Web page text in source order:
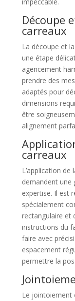
impeccable.
Découpe
carreaux
La découpe et
une étape
agencement
prendre des
adaptés pour
dimensions
être
alignement
carreaux
L’application
demandent une
expertise. Il est
spécialement
rectangulaire et
instructions du
faire avec
espacement
permettre la
Le jointoiement